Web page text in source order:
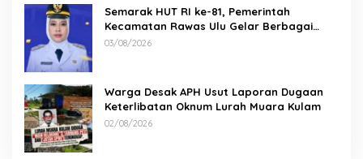
Semarak HUT RI ke-81, Pemerintah
Kecamatan Rawas Ulu Gelar Berbagai
Lomba
03/08/2026
Warga Desak APH Usut Laporan Dugaan
Keterlibatan Oknum Lurah Muara Kulam
02/08/2026